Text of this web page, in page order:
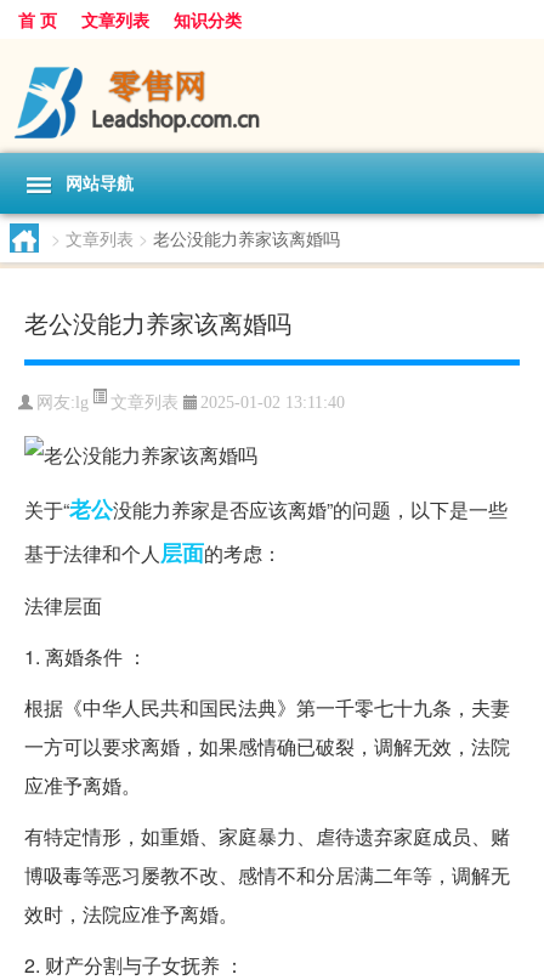
首 页 文章列表 知识分类
网站导航
> 文章列表 > 老公没能力养家该离婚吗
老公没能力养家该离婚吗
网友:lg 文章列表 2025-01-02 13:11:40
关于“老公没能力养家是否应该离婚”的问题，以下是一些
基于法律和个人层面的考虑：
法律层面
1. 离婚条件 ：
根据《中华人民共和国民法典》第一千零七十九条，夫妻
一方可以要求离婚，如果感情确已破裂，调解无效，法院
应准予离婚。
有特定情形，如重婚、家庭暴力、虐待遗弃家庭成员、赌
博吸毒等恶习屡教不改、感情不和分居满二年等，调解无
效时，法院应准予离婚。
2. 财产分割与子女抚养 ：